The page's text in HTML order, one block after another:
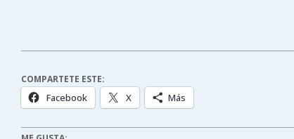
COMPARTETE ESTE:
Facebook X Más